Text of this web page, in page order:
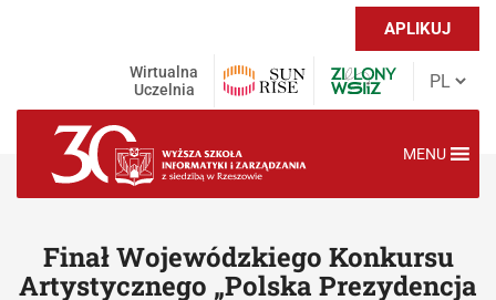
APLIKUJ
Wirtualna
Uczelnia
MENU
Finał Wojewódzkiego Konkursu
Artystycznego „Polska Prezydencja